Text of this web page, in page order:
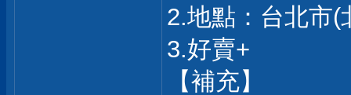
2.地點：台北市(
3.好賣+
【補充】